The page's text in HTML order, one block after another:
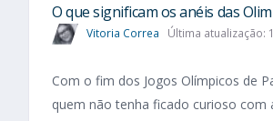
O que significam os anéis das
Vitoria Correa Última atualização:
Com o fim dos Jogos Olímpicos de
quem não tenha ficado curioso com